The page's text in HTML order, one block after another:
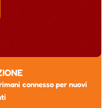
connesso per nuovi